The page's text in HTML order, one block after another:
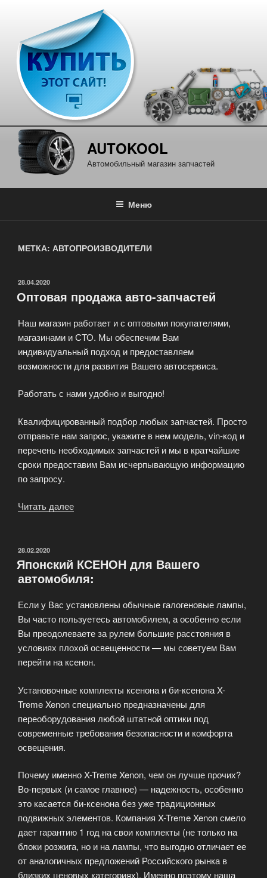
содержимому
AUTOKOOL
Автомобильный магазин запчастей
Меню
МЕТКА: АВТОПРОИЗВОДИТЕЛИ
ОПУБЛИКОВАНО
28.04.2020
Оптовая продажа авто-запчастей
Наш магазин работает и с оптовыми покупателями,
магазинами и СТО. Мы обеспечим Вам
индивидуальный подход и предоставляем
возможности для развития Вашего автосервиса.
Работать с нами удобно и выгодно!
Квалифицированный подбор любых запчастей. Просто
отправьте нам запрос, укажите в нем модель, vin-код и
перечень необходимых запчастей и мы в кратчайшие
сроки предоставим Вам исчерпывающую информацию
по запросу.
Читать далее
ОПУБЛИКОВАНО
28.02.2020
Японский КСЕНОН для Вашего
автомобиля:
Если у Вас установлены обычные галогеновые лампы,
Вы часто пользуетесь автомобилем, а особенно если
Вы преодолеваете за рулем большие расстояния в
условиях плохой освещенности — мы советуем Вам
перейти на ксенон.
Установочные комплекты ксенона и би-ксенона X-
Treme Xenon специально предназначены для
переоборудования любой штатной оптики под
современные требования безопасности и комфорта
освещения.
Почему именно X-Treme Xenon, чем он лучше прочих?
Во-первых (и самое главное) — надежность, особенно
это касается би-ксенона без уже традиционных
подвижных элементов. Компания X-Treme Xenon смело
дает гарантию 1 год на свои комплекты (не только на
блоки розжига, но и на лампы, что выгодно отличает ее
от аналогичных предложений Российского рынка в
близких ценовых категориях). Именно поэтому наша